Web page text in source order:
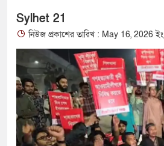
Sylhet 21
নিউজ প্রকাশের তারিখ : May 16, 2026 ইং